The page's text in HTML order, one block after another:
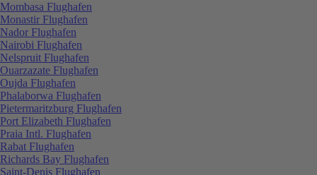
Mombasa Flughafen
Monastir Flughafen
Nador Flughafen
Nairobi Flughafen
Nelspruit Flughafen
Ouarzazate Flughafen
Oujda Flughafen
Phalaborwa Flughafen
Pietermaritzburg Flughafen
Port Elizabeth Flughafen
Praia Intl. Flughafen
Rabat Flughafen
Richards Bay Flughafen
Saint-Denis Flughafen